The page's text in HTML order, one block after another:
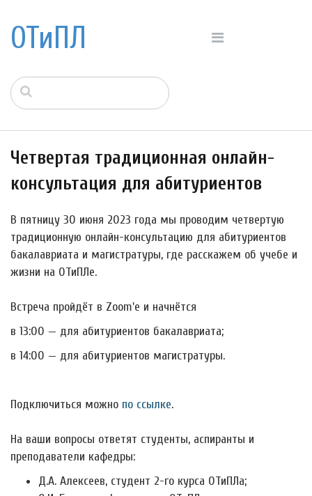
ОТиПЛ
Четвертая традиционная онлайн-
консультация для абитуриентов
В пятницу 30 июня 2023 года мы проводим четвертую
традиционную онлайн-консультацию для абитуриентов
бакалавриата и магистратуры, где расскажем об учебе и
жизни на ОТиПЛе.
Встреча пройдёт в Zoom'е и начнётся
в 13:00 — для абитуриентов бакалавриата;
в 14:00 — для абитуриентов магистратуры.
Подключиться можно по ссылке.
На ваши вопросы ответят студенты, аспиранты и
преподаватели кафедры:
Д.А. Алексеев, студент 2-го курса ОТиПЛа;